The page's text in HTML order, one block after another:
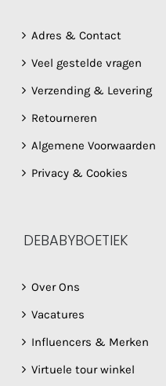
Adres & Contact
Veel gestelde vragen
Verzending & Levering
Retourneren
Algemene Voorwaarden
Privacy & Cookies
DEBABYBOETIEK
Over Ons
Vacatures
Influencers & Merken
Virtuele tour winkel